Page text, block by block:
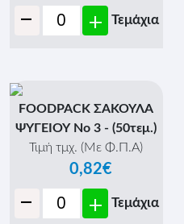
- + Τεμάχια
FOODPACK ΣΑΚΟΥΛΑ
ΨΥΓΕΙΟΥ Νο 3 - (50τεμ.)
Τιμή τμχ. (Με Φ.Π.Α)
0,82€
- + Τεμάχια